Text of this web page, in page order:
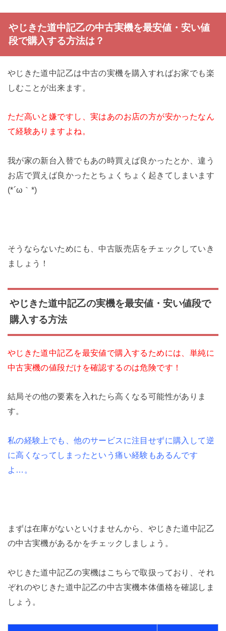
やじきた道中記乙の中古実機を最安値・安い値
段で購入する方法は？
やじきた道中記乙は中古の実機を購入すればお家でも楽
しむことが出来ます。
ただ高いと嫌ですし、実はあのお店の方が安かったなん
て経験ありますよね。
我が家の新台入替でもあの時買えば良かったとか、違う
お店で買えば良かったとちょくちょく起きてしまいます
(*´ω｀*)
そうならないためにも、中古販売店をチェックしていき
ましょう！
やじきた道中記乙の実機を最安値・安い値段で
購入する方法
やじきた道中記乙を最安値で購入するためには、単純に
中古実機の値段だけを確認するのは危険です！
結局その他の要素を入れたら高くなる可能性がありま
す。
私の経験上でも、他のサービスに注目せずに購入して逆
に高くなってしまったという痛い経験もあるんです
よ…。
まずは在庫がないといけませんから、やじきた道中記乙
の中古実機があるかをチェックしましょう。
やじきた道中記乙の実機はこちらで取扱っており、それ
ぞれのやじきた道中記乙の中古実機本体価格を確認しま
しょう。